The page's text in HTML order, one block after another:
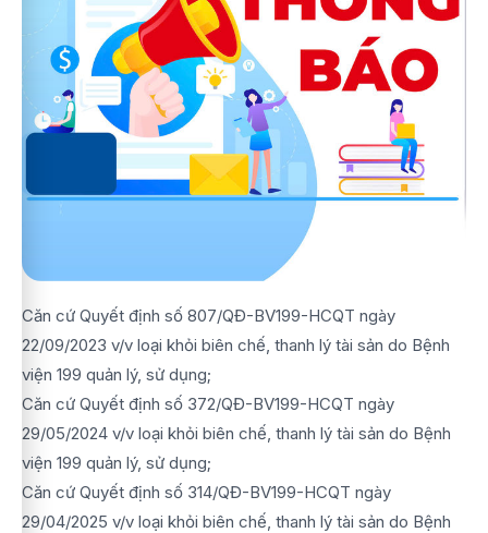
Căn cứ Quyết định số 807/QĐ-BV199-HCQT ngày
22/09/2023 v/v loại khỏi biên chế, thanh lý tài sản do Bệnh
viện 199 quản lý, sử dụng;
Căn cứ Quyết định số 372/QĐ-BV199-HCQT ngày
29/05/2024 v/v loại khỏi biên chế, thanh lý tài sản do Bệnh
viện 199 quản lý, sử dụng;
Căn cứ Quyết định số 314/QĐ-BV199-HCQT ngày
29/04/2025 v/v loại khỏi biên chế, thanh lý tài sản do Bệnh